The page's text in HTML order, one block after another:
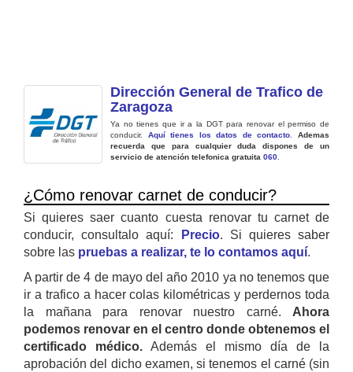
Dirección General de Trafico de
Zaragoza
Ya no tienes que ir a la DGT para renovar el permiso de
conducir. Aquí tienes los datos de contacto .Ademas
recuerda que para cualquier duda dispones de un
servicio de atención telefonica gratuita 060
¿Cómo renovar carnet de conducir?
Si quieres saer cuanto cuesta renovar tu carnet de
conducir, consultalo aquí:
Precio. Si quieres saber
sobre las pruebas a realizar, te lo contamos aquí.
A partir de 4 de mayo del año 2010 ya no tenemos que
ir a trafico a hacer colas kilométricas y perdernos toda
la mañana para renovar nuestro carné. Ahora
podemos renovar en el centro donde obtenemos el
certificado médico. Además el mismo día de la
aprobación del dicho examen, si tenemos el carné (sin